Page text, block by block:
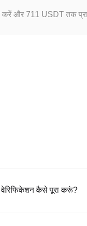
करें और 711 USDT तक
कैसे पूरा करूं?